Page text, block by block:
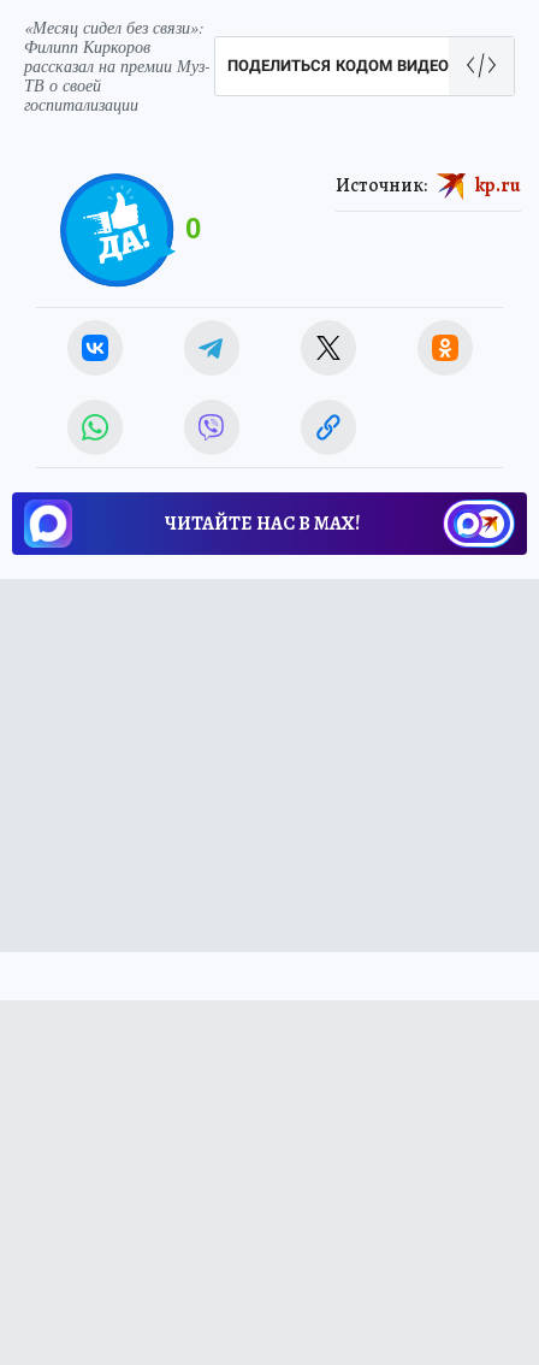
«Месяц сидел без связи»:
Филипп Киркоров
рассказал на премии Муз-
ТВ о своей
госпитализации
ПОДЕЛИТЬСЯ КОДОМ ВИДЕО
0
Источник: kp.ru
ЧИТАЙТЕ НАС В МАХ!